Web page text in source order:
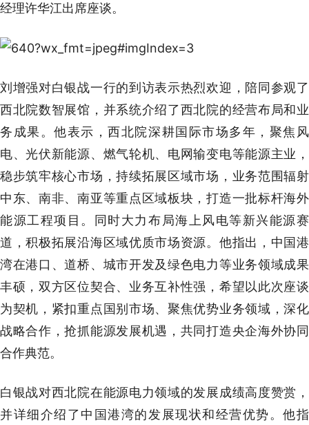
经理许华江出席座谈。
刘增强对白银战一行的到访表示热烈欢迎，陪同参观了
西北院数智展馆，并系统介绍了西北院的经营布局和业
务成果。他表示，西北院深耕国际市场多年，聚焦风
电、光伏新能源、燃气轮机、电网输变电等能源主业，
稳步筑牢核心市场，持续拓展区域市场，业务范围辐射
中东、南非、南亚等重点区域板块，打造一批标杆海外
能源工程项目。同时大力布局海上风电等新兴能源赛
道，积极拓展沿海区域优质市场资源。他指出，中国港
湾在港口、道桥、城市开发及绿色电力等业务领域成果
丰硕，双方区位契合、业务互补性强，希望以此次座谈
为契机，紧扣重点国别市场、聚焦优势业务领域，深化
战略合作，抢抓能源发展机遇，共同打造央企海外协同
合作典范。
白银战对西北院在能源电力领域的发展成绩高度赞赏，
并详细介绍了中国港湾的发展现状和经营优势。他指